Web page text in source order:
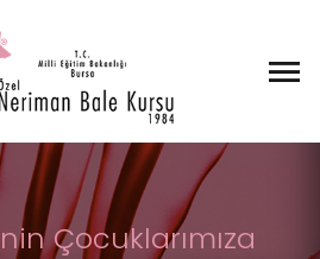
Çocuklarımıza